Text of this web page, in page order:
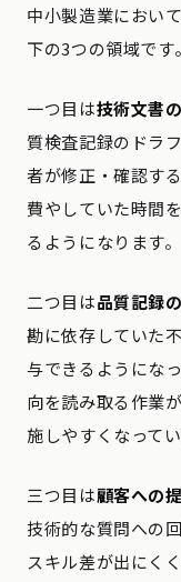
中小製造業におい
下の3つの領域です。
一つ目は技術文書
質検査記録のドラ
者が修正・確認す
費やしていた時間
るようになります。
二つ目は品質記録
勘に依存していた
与できるようにな
向を読み取る作業
施しやすくなってい
三つ目は顧客への
技術的な質問への
スキル差が出にく